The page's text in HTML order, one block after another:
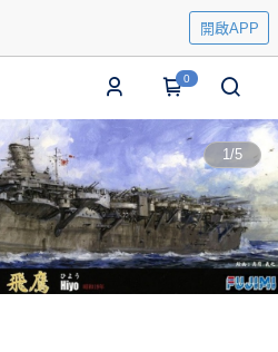
開啟APP
0
1/5